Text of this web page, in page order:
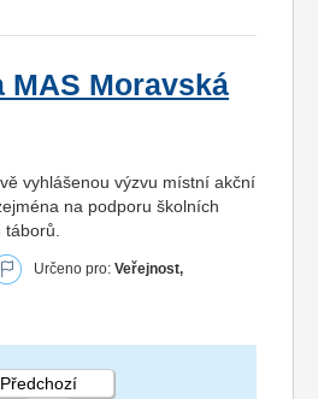
MAS Moravská
vyhlášenou výzvu místní akční
na podporu školních
Určeno pro: Veřejnost,
Předchozí